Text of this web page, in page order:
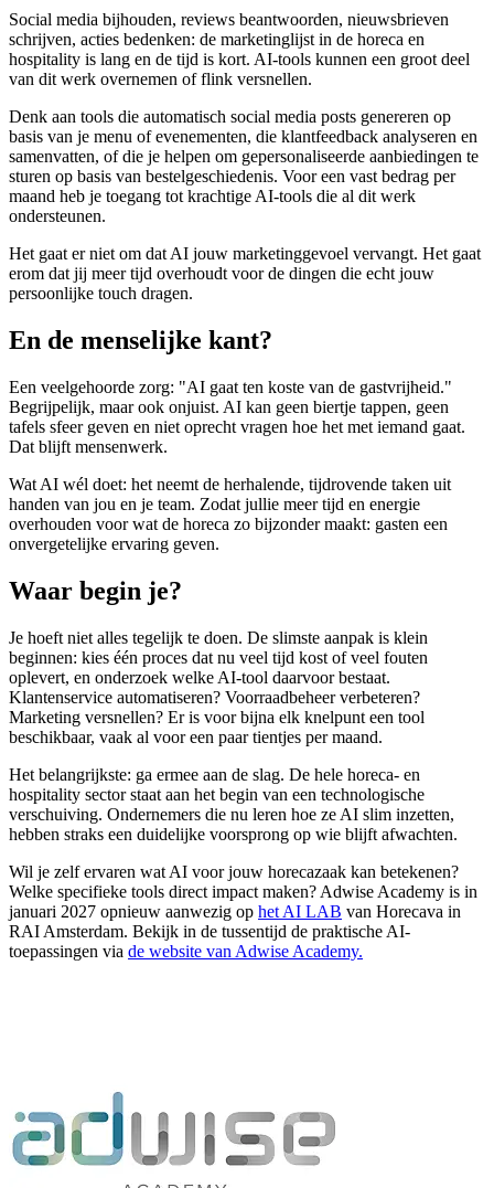
Social media bijhouden, reviews beantwoorden, nieuwsbrieven
schrijven, acties bedenken: de marketinglijst in de horeca en
hospitality is lang en de tijd is kort. AI-tools kunnen een groot deel
van dit werk overnemen of flink versnellen.
Denk aan tools die automatisch social media posts genereren op
basis van je menu of evenementen, die klantfeedback analyseren en
samenvatten, of die je helpen om gepersonaliseerde aanbiedingen te
sturen op basis van bestelgeschiedenis. Voor een vast bedrag per
maand heb je toegang tot krachtige AI-tools die al dit werk
ondersteunen.
Het gaat er niet om dat AI jouw marketinggevoel vervangt. Het gaat
erom dat jij meer tijd overhoudt voor de dingen die echt jouw
persoonlijke touch dragen.
En de menselijke kant?
Een veelgehoorde zorg: "AI gaat ten koste van de gastvrijheid."
Begrijpelijk, maar ook onjuist. AI kan geen biertje tappen, geen
tafels sfeer geven en niet oprecht vragen hoe het met iemand gaat.
Dat blijft mensenwerk.
Wat AI wél doet: het neemt de herhalende, tijdrovende taken uit
handen van jou en je team. Zodat jullie meer tijd en energie
overhouden voor wat de horeca zo bijzonder maakt: gasten een
onvergetelijke ervaring geven.
Waar begin je?
Je hoeft niet alles tegelijk te doen. De slimste aanpak is klein
beginnen: kies één proces dat nu veel tijd kost of veel fouten
oplevert, en onderzoek welke AI-tool daarvoor bestaat.
Klantenservice automatiseren? Voorraadbeheer verbeteren?
Marketing versnellen? Er is voor bijna elk knelpunt een tool
beschikbaar, vaak al voor een paar tientjes per maand.
Het belangrijkste: ga ermee aan de slag. De hele horeca- en
hospitality sector staat aan het begin van een technologische
verschuiving. Ondernemers die nu leren hoe ze AI slim inzetten,
hebben straks een duidelijke voorsprong op wie blijft afwachten.
Wil je zelf ervaren wat AI voor jouw horecazaak kan betekenen?
Welke specifieke tools direct impact maken? Adwise Academy is in
januari 2027 opnieuw aanwezig op het AI LAB van Horecava in
RAI Amsterdam. Bekijk in de tussentijd de praktische AI-
toepassingen via de website van Adwise Academy.